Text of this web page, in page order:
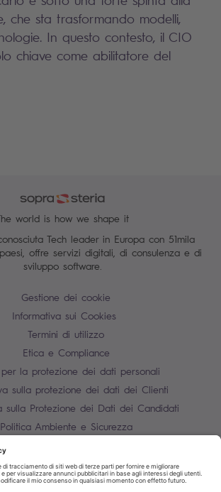
che sta trasformando modelli,
In questo contesto, il CIO
chiave come abilitatore del
world is how we shape it
Tech leader in Europa con 51mila
offre servizi digitali, di consulenza e di
sviluppo software.
Gestione dei cookie
Informativa sui Cookies
Termini di utilizzo
Etica e Compliance
la protezione dei dati personali
sulla protezione dei dati dei Clienti
sulla Protezione dei Dati dei Candidati
Politica Ambiente e Sicurezza
Contatti
P.IVA 10850910158